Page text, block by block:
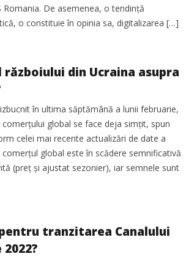
De asemenea, o tendință
o constituie în opinia sa, digitalizarea […]
din Ucraina asupra
în ultima săptămână a lunii februarie,
global se face deja simțit, spun
celei mai recente actualizări de date a
global este în scădere semnificativă
(preț și ajustat sezonier), iar semnele sunt
tranzitarea Canalului